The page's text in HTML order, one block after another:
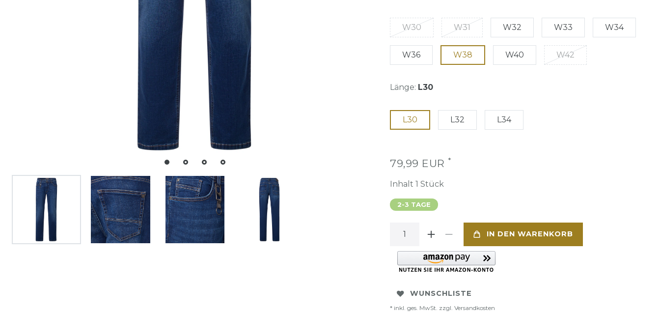
W30 W31 W32 W33 W34
W36 W38 W40 W42
Länge: L30
L30 L32 L34
79,99 EUR *
Inhalt 1 Stück
2-3 TAGE
IN DEN WARENKORB
WUNSCHLISTE
* inkl. ges. MwSt. zzgl. Versandkosten